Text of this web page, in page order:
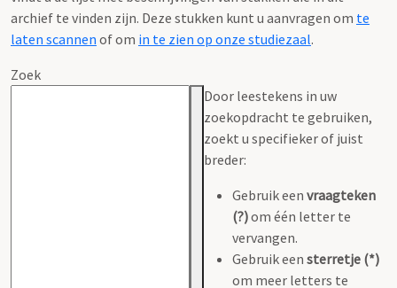
archief te vinden zijn. Deze stukken kunt u aanvragen om te
laten scannen of om in te zien op onze studiezaal.
Zoek
Door leestekens in uw
zoekopdracht te gebruiken,
zoekt u specifieker of juist
breder:
Gebruik een vraagteken
(?)om één letter te
vervangen.
Gebruik een sterretje (*)
om meer letters te